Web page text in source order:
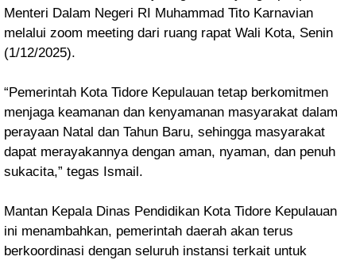
Menteri Dalam Negeri RI Muhammad Tito Karnavian
melalui zoom meeting dari ruang rapat Wali Kota, Senin
(1/12/2025).
“Pemerintah Kota Tidore Kepulauan tetap berkomitmen
menjaga keamanan dan kenyamanan masyarakat dalam
perayaan Natal dan Tahun Baru, sehingga masyarakat
dapat merayakannya dengan aman, nyaman, dan penuh
sukacita,” tegas Ismail.
Mantan Kepala Dinas Pendidikan Kota Tidore Kepulauan
ini menambahkan, pemerintah daerah akan terus
berkoordinasi dengan seluruh instansi terkait untuk